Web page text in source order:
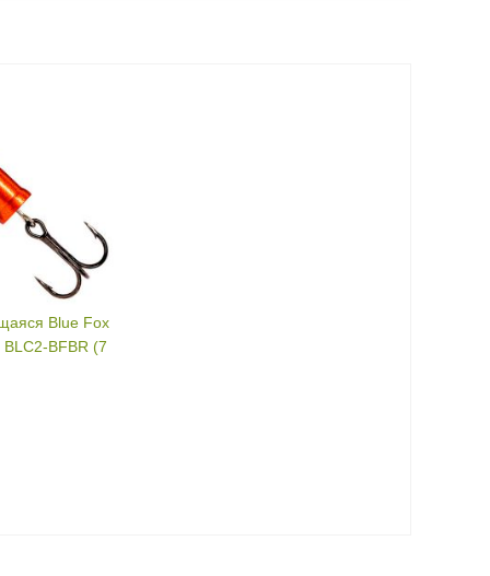
Blue Fox
BFBR (7